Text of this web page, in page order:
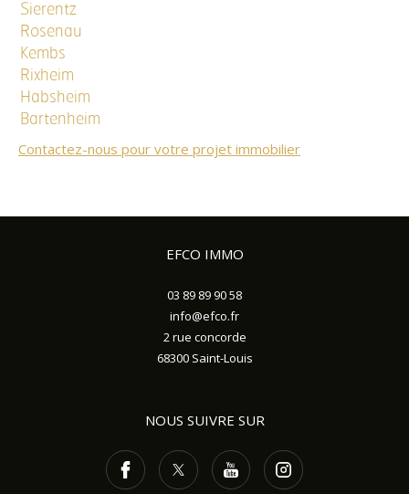
Sierentz
Rosenau
Kembs
Rixheim
Habsheim
Bartenheim
Contactez-nous pour votre projet immobilier
EFCO IMMO
03 89 89 90 58
info@efco.fr
2 rue concorde
68300
Saint-Louis
NOUS SUIVRE SUR